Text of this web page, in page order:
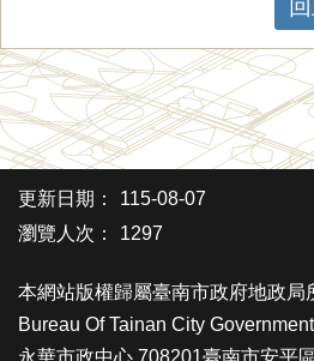
更新日期：
115-08-07
瀏覽人次：
1297
本網站版權歸屬臺南市政府地政局
Bureau Of Tainan City
永華市政中心 708201臺南市安平